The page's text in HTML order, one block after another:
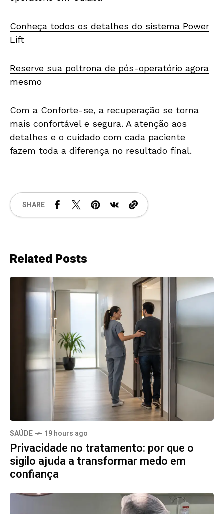
Conheça todos os detalhes do sistema Power
Lift
Reserve sua poltrona de pós-operatório agora
mesmo
Com a Conforte-se, a recuperação se torna
mais confortável e segura. A atenção aos
detalhes e o cuidado com cada paciente
fazem toda a diferença no resultado final.
SHARE
Related Posts
SAÚDE 19 hours ago
Privacidade no tratamento: por que o
sigilo ajuda a transformar medo em
confiança